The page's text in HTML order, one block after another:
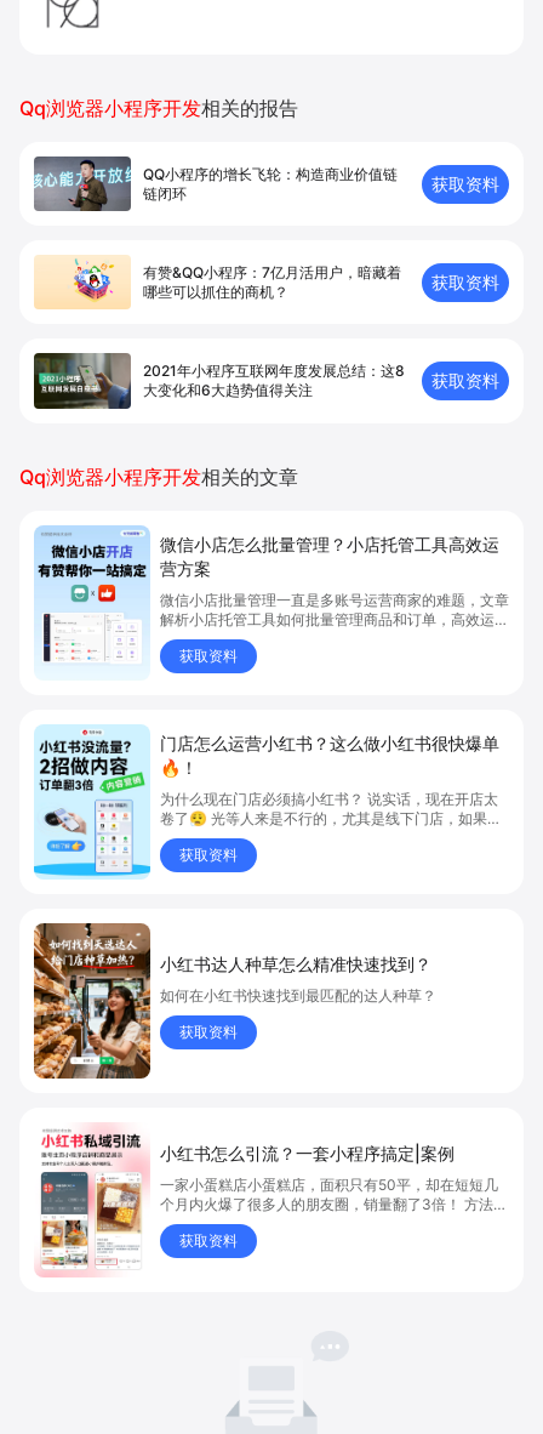
Qq浏览器小程序开发相关的报告
QQ小程序的增长飞轮：构造商业价值链
链闭环
获取资料
有赞&QQ小程序：7亿月活用户，暗藏着
哪些可以抓住的商机？
获取资料
2021年小程序互联网年度发展总结：这8
大变化和6大趋势值得关注
获取资料
Qq浏览器小程序开发相关的文章
微信小店怎么批量管理？小店托管工具高效运
营方案
微信小店批量管理一直是多账号运营商家的难题，文章
解析小店托管工具如何批量管理商品和订单，高效运营
多账号微信小店。通过智能同步、AI运营托管和丰富营
销玩法，全面提升门店管理效率。点击了解微信小店批
量管理、高效托管的实用方案！
获取资料
门店怎么运营小红书？这么做小红书很快爆单
🔥！
为什么现在门店必须搞小红书？ 说实话，现在开店太
卷了😮‍💨 光等人来是不行的，尤其是线下门店，如果你
还没开始做小红书，那真的就是“闭着眼放弃客流”🚪
💸 获取资料
小红书达人种草怎么精准快速找到？
如何在小红书快速找到最匹配的达人种草？
获取资料
小红书怎么引流？一套小程序搞定|案例
一家小蛋糕店小蛋糕店，面积只有50平，却在短短几
个月内火爆了很多人的朋友圈，销量翻了3倍！ 方法则
是——巧妙借助小红书的种草平台和闭环引流，实现从
“种草”到“成交”的完美闭环！ 👇
获取资料